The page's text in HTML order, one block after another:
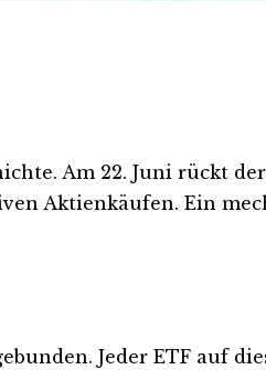
Am 22. Juni rückt
Aktienkäufen. Ein
Jeder ETF auf